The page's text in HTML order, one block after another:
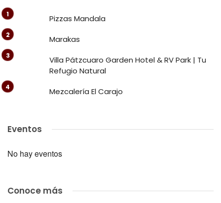
Pizzas Mandala
Marakas
Villa Pátzcuaro Garden Hotel & RV Park | Tu
Refugio Natural
Mezcalería El Carajo
Eventos
No hay eventos
Conoce más